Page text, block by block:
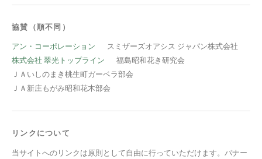
協賛（順不同）
アン・コーポレーション
スミザーズオアシス ジャパン株式会社
株式会社 翠光トップライン
福島昭和花き研究会
ＪＡいしのまき桃生町ガーベラ部会
ＪＡ新庄もがみ昭和花木部会
リンクについて
当サイトへのリンクは原則として自由に行っていただけます。バナー